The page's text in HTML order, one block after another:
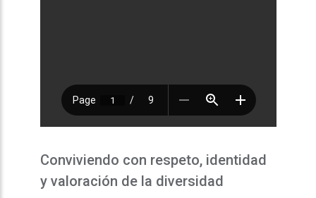
Conviviendo con respeto, identidad
y valoración de la diversidad